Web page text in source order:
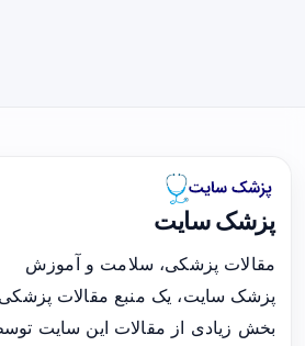
پزشک سایت
مقالات پزشکی، سلامت و آموزش
پزشک سایت، یک منبع مقالات
بخش زیادی از مقالات این سایت